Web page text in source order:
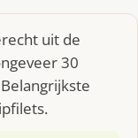
uit de
30